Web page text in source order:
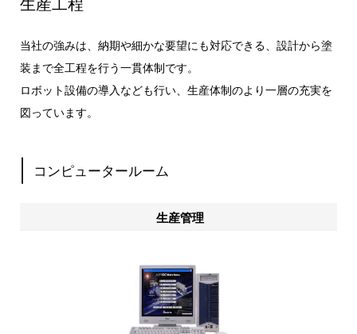
当社の強みは、納期や細かな要望にも対応できる、設計から塗
装まで全工程を行う一貫体制です。
ロボット設備の導入なども行い、生産体制のより一層の充実を
図っています。
コンピュータールーム
生産管理